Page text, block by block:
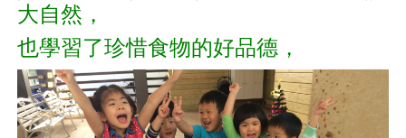
大自然，
也學習了珍惜食物的好品德，